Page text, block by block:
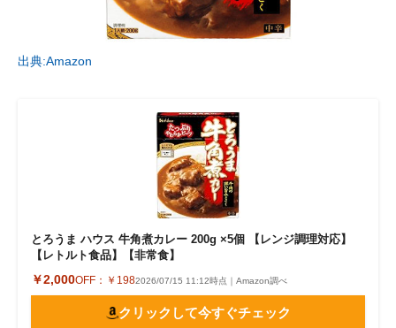
出典:Amazon
とろうま ハウス 牛角煮カレー 200g ×5個 【レンジ調理対応】
【レトルト食品】【非常食】
￥2,000OFF： ￥1982026/07/15 11:12時点｜Amazon調べ
クリックして今すぐチェック